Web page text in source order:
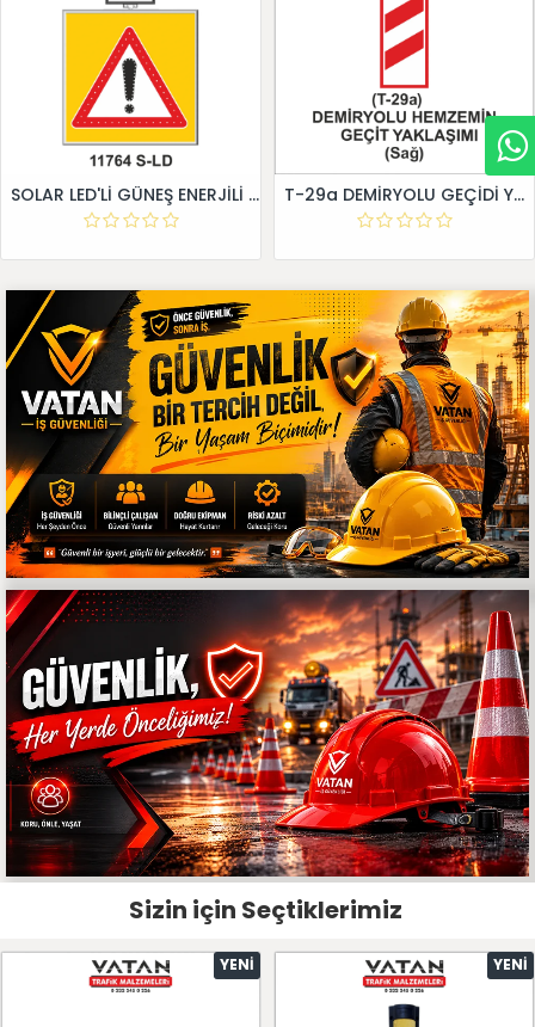
SOLAR LED'Lİ GÜNEŞ ENERJİLİ LEVHA T-29a DEMİRYOLU GEÇİDİ YAKLAŞIM LEVHALARI (Sağ)
Sizin için Seçtiklerimiz
YENI YENI